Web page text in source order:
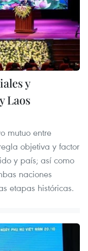
y
Laos
mutuo entre
objetiva y factor
y país; así como
naciones
etapas históricas.